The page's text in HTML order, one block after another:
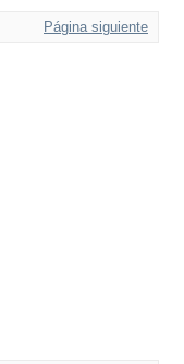
Página siguiente